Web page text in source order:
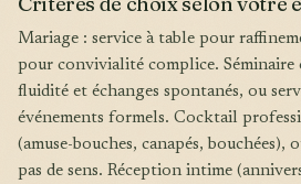
Mariage : service à table pour raffinement, ou buffet assisté
pour convivialité complice.
fluidité et échanges spontanés, ou
événements formels. Cocktail
(amuse-bouches, canapés, bouchées),
pas de sens. Réception intime